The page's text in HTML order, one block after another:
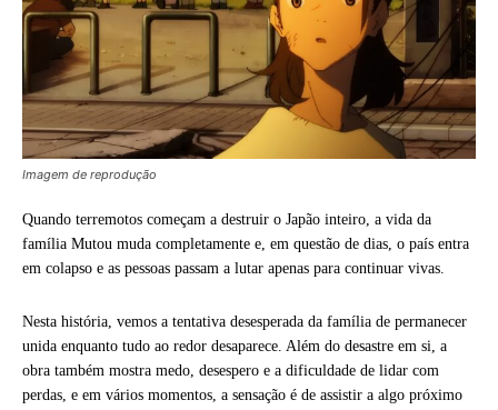
Imagem de reprodução
Quando terremotos começam a destruir o Japão inteiro, a vida da
família Mutou muda completamente e, em questão de dias, o país entra
em colapso e as pessoas passam a lutar apenas para continuar vivas.
Nesta história, vemos a tentativa desesperada da família de permanecer
unida enquanto tudo ao redor desaparece. Além do desastre em si, a
obra também mostra medo, desespero e a dificuldade de lidar com
perdas, e em vários momentos, a sensação é de assistir a algo próximo